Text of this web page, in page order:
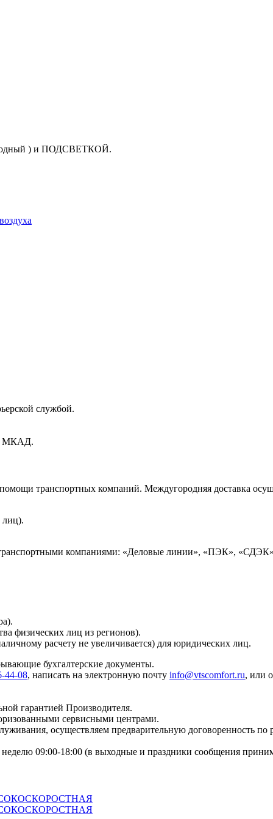
) и ПОДСВЕТКОЙ.
службой.
МКАД.
транспортных компаний. Междугородняя доставка
лиц).
компаниями: «Деловые линии», «ПЭК»,
физических лиц из регионов).
расчету не увеличивается) для юридических лиц.
бухгалтерские документы.
44-08, написать на электронную почту info@vtscomfort.ru, или
гарантией Производителя.
сервисными центрами.
осуществляем предварительную договоренность
09:00-18:00 (в выходные и праздники сообщения